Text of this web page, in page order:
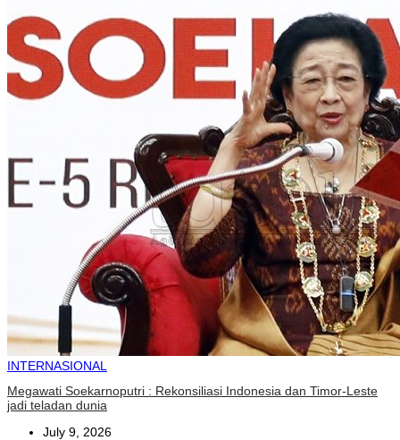
INTERNASIONAL
Megawati Soekarnoputri : Rekonsiliasi Indonesia dan Timor-Leste
jadi teladan dunia
July 9, 2026